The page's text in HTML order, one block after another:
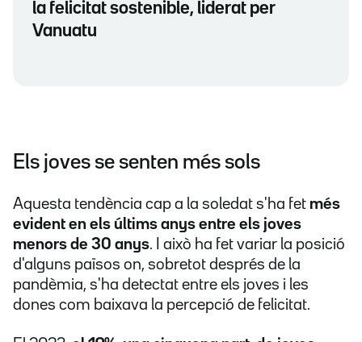
la felicitat sostenible, liderat per
Vanuatu
Els joves se senten més sols
Aquesta tendència cap a la soledat s'ha fet més
evident en els últims anys entre els joves
menors de 30 anys. I això ha fet variar la posició
d'alguns països on, sobretot després de la
pandèmia, s'ha detectat entre els joves i les
dones com baixava la percepció de felicitat.